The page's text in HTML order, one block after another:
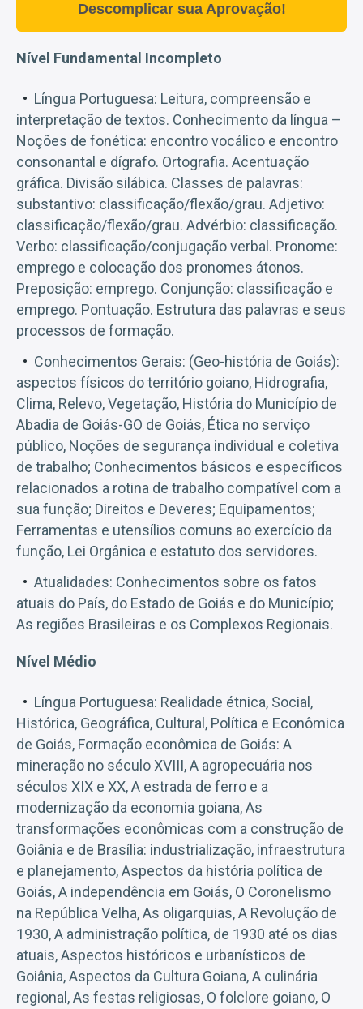
Descomplicar sua Aprovação!
Nível Fundamental Incompleto
Língua Portuguesa: Leitura, compreensão e
interpretação de textos. Conhecimento da língua –
Noções de fonética: encontro vocálico e encontro
consonantal e dígrafo. Ortografia. Acentuação
gráfica. Divisão silábica. Classes de palavras:
substantivo: classificação/flexão/grau. Adjetivo:
classificação/flexão/grau. Advérbio: classificação.
Verbo: classificação/conjugação verbal. Pronome:
emprego e colocação dos pronomes átonos.
Preposição: emprego. Conjunção: classificação e
emprego. Pontuação. Estrutura das palavras e seus
processos de formação.
Conhecimentos Gerais: (Geo-história de Goiás):
aspectos físicos do território goiano, Hidrografia,
Clima, Relevo, Vegetação, História do Município de
Abadia de Goiás-GO de Goiás, Ética no serviço
público, Noções de segurança individual e coletiva
de trabalho; Conhecimentos básicos e específicos
relacionados a rotina de trabalho compatível com a
sua função; Direitos e Deveres; Equipamentos;
Ferramentas e utensílios comuns ao exercício da
função, Lei Orgânica e estatuto dos servidores.
Atualidades: Conhecimentos sobre os fatos
atuais do País, do Estado de Goiás e do Município;
As regiões Brasileiras e os Complexos Regionais.
Nível Médio
Língua Portuguesa: Realidade étnica, Social,
Histórica, Geográfica, Cultural, Política e Econômica
de Goiás, Formação econômica de Goiás: A
mineração no século XVIII, A agropecuária nos
séculos XIX e XX, A estrada de ferro e a
modernização da economia goiana, As
transformações econômicas com a construção de
Goiânia e de Brasília: industrialização, infraestrutura
e planejamento, Aspectos da história política de
Goiás, A independência em Goiás, O Coronelismo
na República Velha, As oligarquias, A Revolução de
1930, A administração política, de 1930 até os dias
atuais, Aspectos históricos e urbanísticos de
Goiânia, Aspectos da Cultura Goiana, A culinária
regional, As festas religiosas, O folclore goiano, O